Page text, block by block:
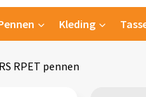
Kleding
RPET pennen